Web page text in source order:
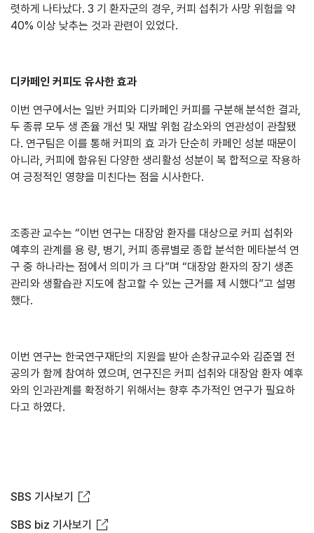
렷하게 나타났다. 3 기 환자군의 경우, 커피 섭취가 사망 위험을 약
40% 이상 낮추는 것과 관련이 있었다.
디카페인 커피도 유사한 효과
이번 연구에서는 일반 커피와 디카페인 커피를 구분해 분석한 결과,
두 종류 모두 생 존율 개선 및 재발 위험 감소와의 연관성이 관찰됐
다. 연구팀은 이를 통해 커피의 효 과가 단순히 카페인 성분 때문이
아니라, 커피에 함유된 다양한 생리활성 성분이 복 합적으로 작용하
여 긍정적인 영향을 미친다는 점을 시사한다.
조종관 교수는 “이번 연구는 대장암 환자를 대상으로 커피 섭취와
예후의 관계를 용 량, 병기, 커피 종류별로 종합 분석한 메타분석 연
구 중 하나라는 점에서 의미가 크 다”며 “대장암 환자의 장기 생존
관리와 생활습관 지도에 참고할 수 있는 근거를 제 시했다”고 설명
했다.
이번 연구는 한국연구재단의 지원을 받아 손창규교수와 김준열 전
공의가 함께 참여하 였으며, 연구진은 커피 섭취와 대장암 환자 예후
와의 인과관계를 확정하기 위해서는 향후 추가적인 연구가 필요하
다고 하였다.
SBS 기사보기 새창열림
SBS biz 기사보기 새창열림